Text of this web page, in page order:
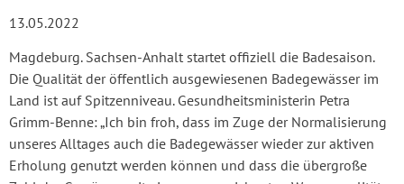
13.05.2022
Magdeburg. Sachsen-Anhalt startet offiziell die Badesaison.
Die Qualität der öffentlich ausgewiesenen Badegewässer im
Land ist auf Spitzenniveau. Gesundheitsministerin Petra
Grimm-Benne: „Ich bin froh, dass im Zuge der Normalisierung
unseres Alltages auch die Badegewässer wieder zur aktiven
Erholung genutzt werden können und dass die übergroße